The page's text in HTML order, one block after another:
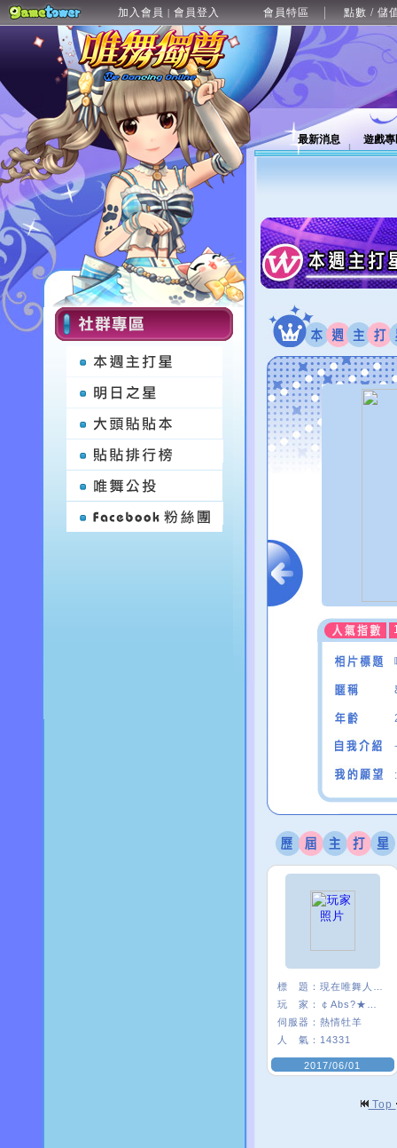
加入會員 | 會員登入 會員特區 點數 / 儲
最新消息 遊戲
標 題：
玩 家：
伺服器： 熱情牡羊
人 氣： 14331
2017/06/01
Top